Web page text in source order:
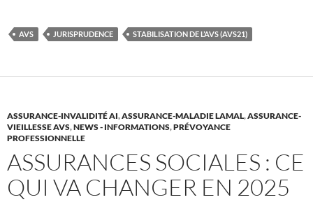
AVS JURISPRUDENCE STABILISATION DE L’AVS (AVS21)
ASSURANCE-INVALIDITÉ AI,ASSURANCE-MALADIE LAMAL,ASSURANCE-
VIEILLESSE AVS,NEWS - INFORMATIONS,PRÉVOYANCE
PROFESSIONNELLE
ASSURANCES SOCIALES : CE
QUI VA CHANGER EN 2025